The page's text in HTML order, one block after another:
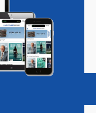
Vacatures